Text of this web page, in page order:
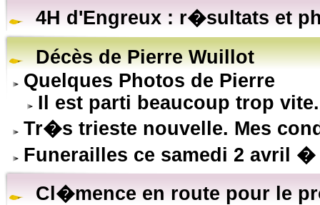
4H d'Engreux : r�sultats et
Décès de Pierre Wuillot
Quelques Photos de Pierre
Il est parti beaucoup trop vite.
Tr�s trieste nouvelle. Mes
Funerailles ce samedi 2 avril �
Cl�mence en route pour le